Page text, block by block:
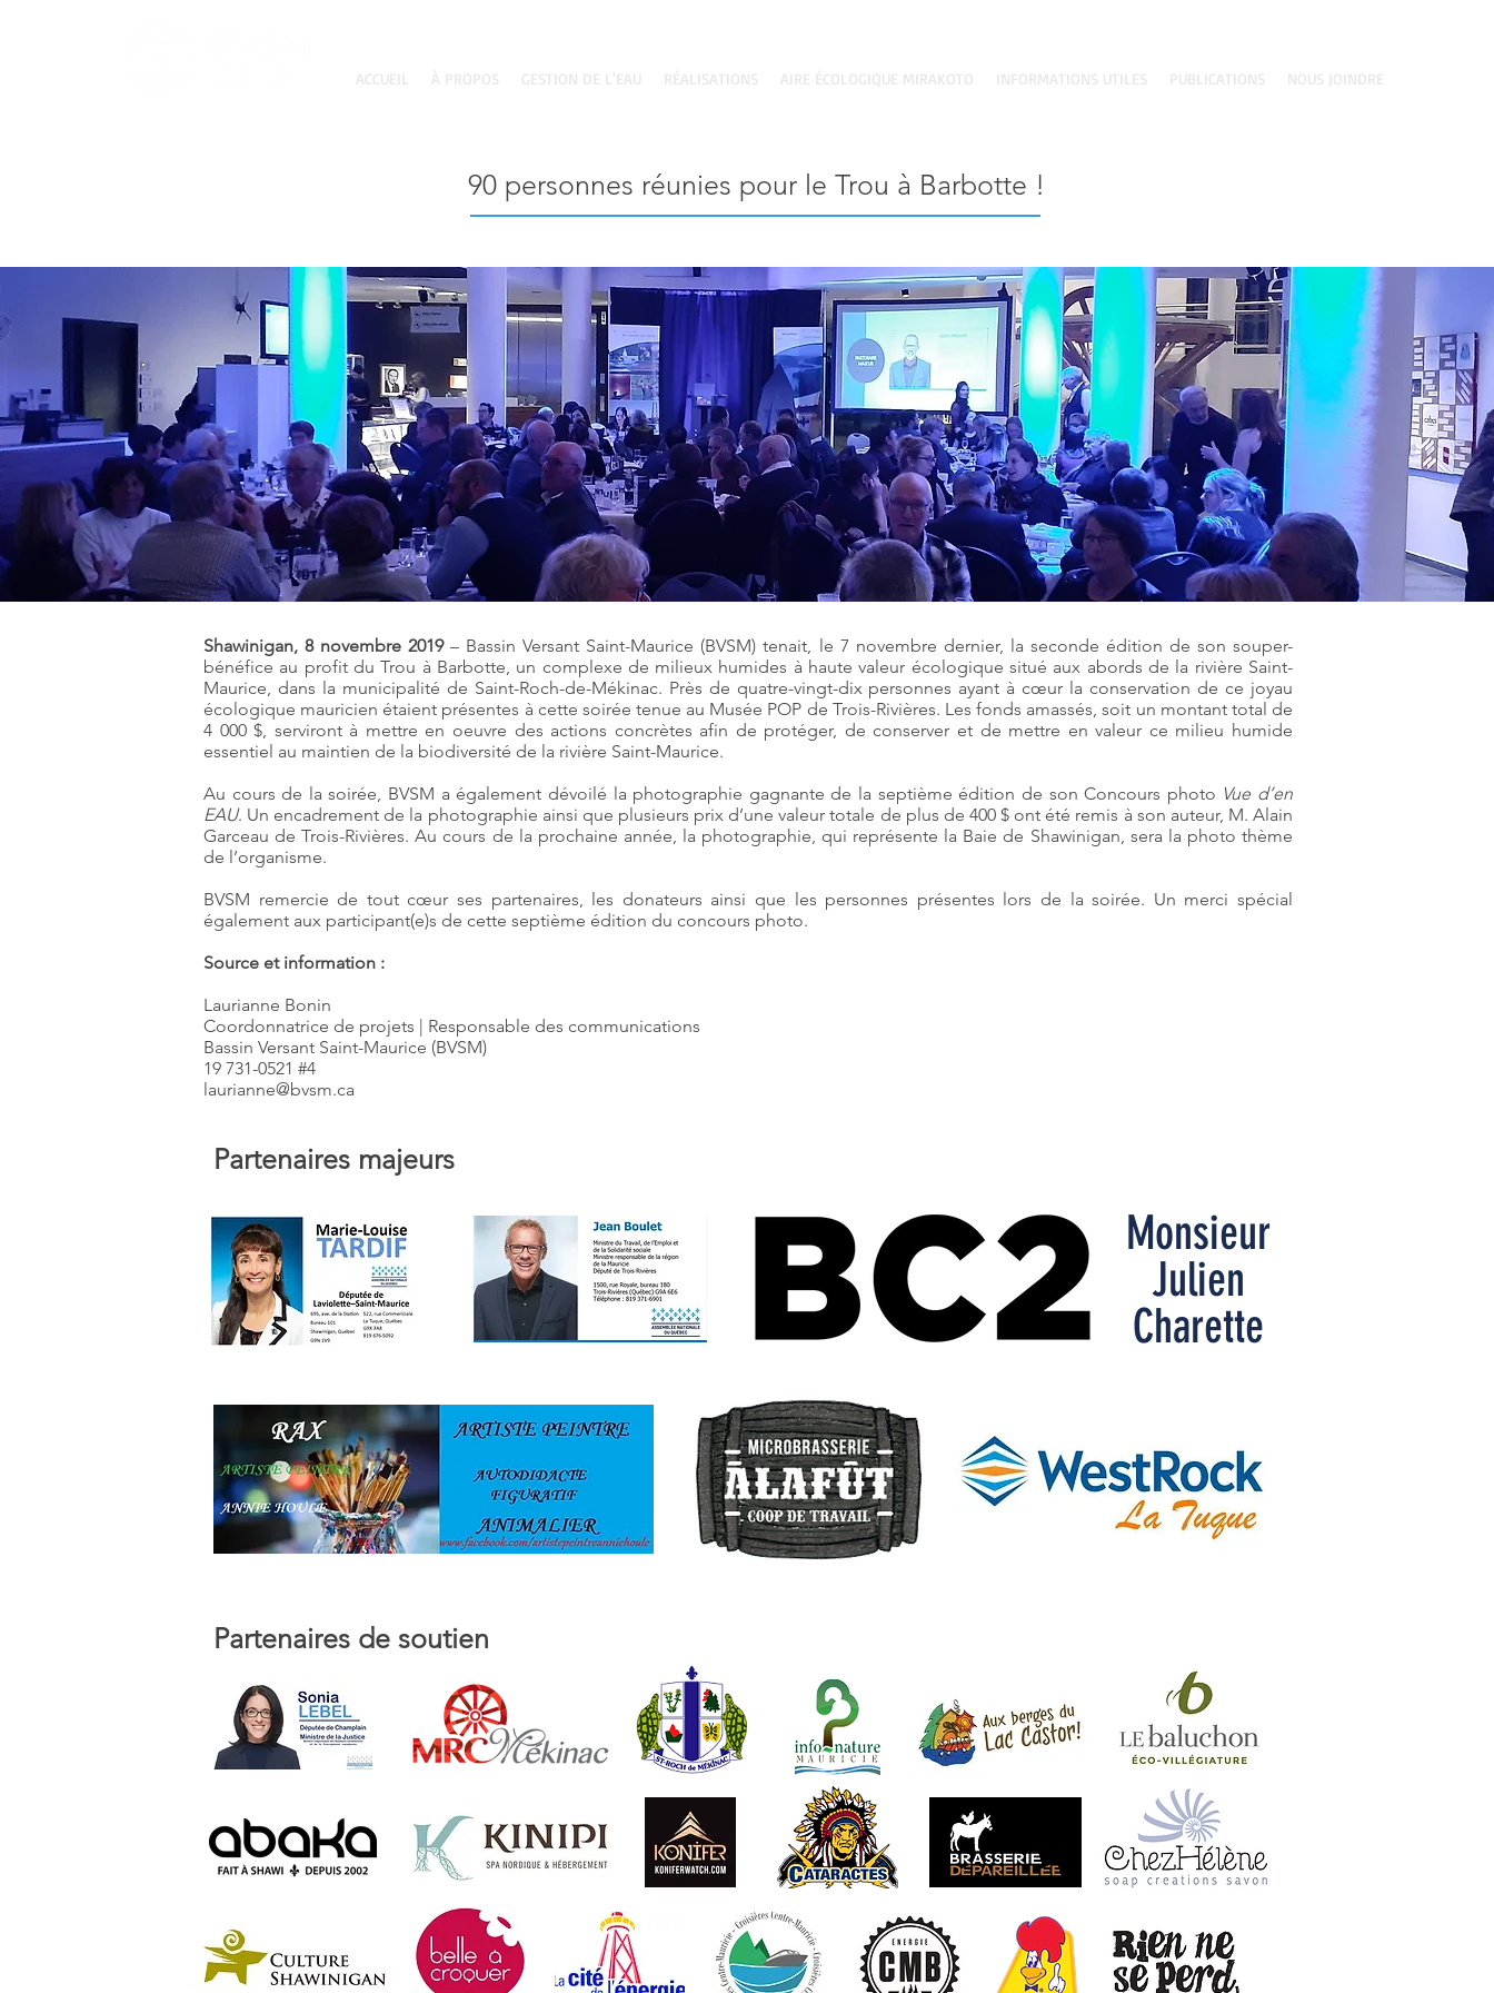
ACCUEIL À PROPOS GESTION DE L'EAU RÉALISATIONS AIRE ÉCOLOGIQUE MIRAKOTO INFORMATIONS UTILES PUBLICATIONS NOUS JOINDRE
90 personnes réunies pour le Trou à Barbotte !
Shawinigan, 8 novembre 2019– Bassin Versant Saint-Maurice (BVSM) tenait, le 7 novembre dernier, la seconde édition de son souper-
bénéfice au profit du Trou à Barbotte, un complexe de milieux humides à haute valeur écologique situé aux abords de la rivière Saint-
Maurice, dans la municipalité de Saint-Roch-de-Mékinac. Près de quatre-vingt-dix personnes ayant à cœur la conservation de ce joyau
écologique mauricien étaient présentes à cette soirée tenue au Musée POP de Trois-Rivières. Les fonds amassés, soit un montant total de
4 000 $, serviront à mettre en oeuvre des actions concrètes afin de protéger, de conserver et de mettre en valeur ce milieu humide
essentiel au maintien de la biodiversité de la rivière Saint-Maurice.
Au cours de la soirée, BVSM a également dévoilé la photographie gagnante de la septième édition de son Concours photo Vue d’en
EAU. Un encadrement de la photographie ainsi que plusieurs prix d’une valeur totale de plus de 400 $ ont été remis à son auteur, M. Alain
Garceau de Trois-Rivières. Au cours de la prochaine année, la photographie, qui représente la Baie de Shawinigan, sera la photo thème
de l’organisme.
BVSM remercie de tout cœur ses partenaires, les donateurs ainsi que les personnes présentes lors de la soirée. Un merci spécial
également aux participant(e)s de cette septième édition du concours photo.
Source et information :
Laurianne Bonin
Coordonnatrice de projets | Responsable des communications
Bassin Versant Saint-Maurice (BVSM)
19 731-0521 #4
laurianne@bvsm.ca
Partenaires majeurs
Monsieur
Julien
Charette
Partenaires de soutien